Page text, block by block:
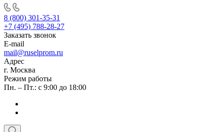
8 (800) 301-35-31
+7 (495) 788-28-27
Заказать звонок
E-mail
mail@ruselprom.ru
Адрес
г. Москва
Режим работы
Пн. – Пт.: с 9:00 до 18:00